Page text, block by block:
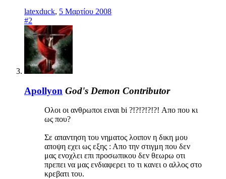
latexduck, 5 Μαρτίου 2008
#2
Apollyon God's Demon Contributor
Ολοι οι ανθρωποι ειναι bi ?!?!?!?!?! Απο που κι
ως που?
Σε απαντηση του νηματος λοιπον η δικη μου
αποψη εχει ως εξης : Απο την στιγμη που δεν
μας ενοχλει επι προσωπικου δεν θεωρω οτι
πρεπει να μας ενδιαφερει το τι κανει ο αλλος στο
κρεβατι του.